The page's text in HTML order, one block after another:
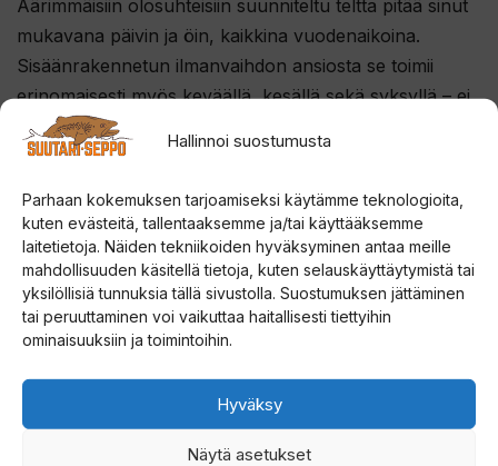
Hallinnoi suostumusta
Parhaan kokemuksen tarjoamiseksi käytämme teknologioita,
kuten evästeitä, tallentaaksemme ja/tai käyttääksemme
laitetietoja. Näiden tekniikoiden hyväksyminen antaa meille
mahdollisuuden käsitellä tietoja, kuten selauskäyttäytymistä tai
yksilöllisiä tunnuksia tällä sivustolla. Suostumuksen jättäminen
tai peruuttaminen voi vaikuttaa haitallisesti tiettyihin
ominaisuuksiin ja toimintoihin.
Hyväksy
Näytä asetukset
Äärimmäisiin olosuhteisiin suunniteltu teltta pitää sinut
mukavana päivin ja öin, kaikkina vuodenaikoina.
Sisäänrakennetun ilmanvaihdon ansiosta se toimii
erinomaisesti myös keväällä, kesällä sekä syksyllä – ei
vain talvella.
ja kaasulämmittimien, kanssa, mikä tekee siitä viihtyisän
tukikohdan ympäri vuoden. Palamattomaan
silikoniseen piipun läpivientiin voit leikata piipullesi
sopivan aukon tai jälkiasentaa piipullesi sopivan
läpiviennin.
Lisävarusteina on saatavilla ulkoverho/sadesuoja, joka
parantaa sateen-, tuulen- ja UV-suojaa, sekä
maavaate/lattia, joka eristää kylmää ja kosteutta